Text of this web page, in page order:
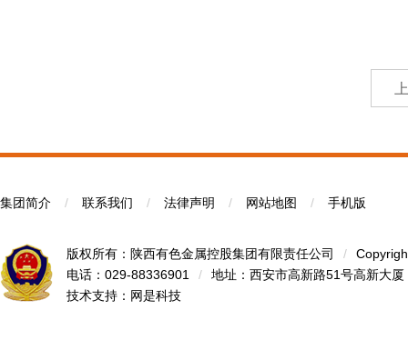
集团简介 / 联系我们 / 法律声明 / 网站地图 / 手机版
版权所有：陕西有色金属控股集团有限责任公司 /
电话：029-88336901
/
地址：西安市高新路51号高新大厦
技术支持： 网是科技